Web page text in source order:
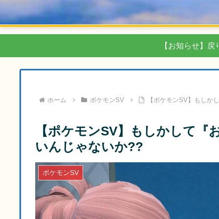
【お知らせ】
ホーム ポケモンSV 【ポケモンSV】もしか
【ポケモンSV】もしかして
いんじゃないか??
ポケモンSV